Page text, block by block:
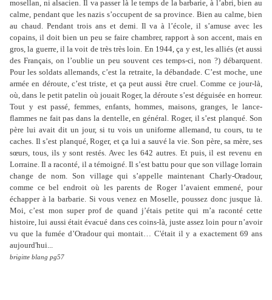
mosellan, ni alsacien. Il va passer là le temps de la barbarie, à l’abri, bien au
calme, pendant que les nazis s’occupent de sa province. Bien au calme, bien
au chaud. Pendant trois ans et demi. Il va à l’école, il s’amuse avec les
copains, il doit bien un peu se faire chambrer, rapport à son accent, mais en
gros, la guerre, il la voit de très très loin. En 1944, ça y est, les alliés (et aussi
des Français, on l’oublie un peu souvent ces temps-ci, non ?) débarquent.
Pour les soldats allemands, c’est la retraite, la débandade. C’est moche, une
armée en déroute, c’est triste, et ça peut aussi être cruel. Comme ce jour-là,
où, dans le petit patelin où jouait Roger, la déroute s’est déguisée en horreur.
Tout y est passé, femmes, enfants, hommes, maisons, granges, le lance-
flammes ne fait pas dans la dentelle, en général. Roger, il s’est planqué. Son
père lui avait dit un jour, si tu vois un uniforme allemand, tu cours, tu te
caches. Il s’est planqué, Roger, et ça lui a sauvé la vie. Son père, sa mère, ses
sœurs, tous, ils y sont restés. Avec les 642 autres. Et puis, il est revenu en
Lorraine. Il a raconté, il a témoigné. Il s’est battu pour que son village lorrain
change de nom. Son village qui s’appelle maintenant Charly-Oradour,
comme ce bel endroit où les parents de Roger l’avaient emmené, pour
échapper à la barbarie. Si vous venez en Moselle, poussez donc jusque là.
Moi, c’est mon super prof de quand j’étais petite qui m’a raconté cette
histoire, lui aussi était évacué dans ces coins-là, juste assez loin pour n’avoir
vu que la fumée d’Oradour qui montait… C'était il y a exactement 69 ans
aujourd'hui...
brigitte blang pg57